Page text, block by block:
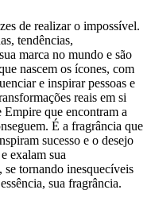
de realizar o impossível.
tendências,
marca no mundo e são
nascem os ícones, com
e inspirar pessoas e
reais em si
que encontram a
É a fragrância que
sucesso e o desejo
exalam sua
se tornando inesquecíveis
sua fragrância.